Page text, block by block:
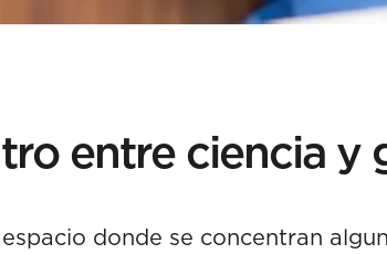
entre ciencia y
donde se concentran